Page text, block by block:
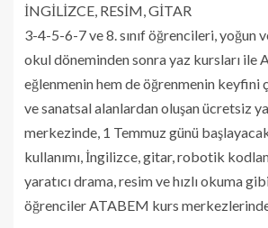
İNGİLİZCE, RESİM, GİTAR
3-4-5-6-7 ve 8. sınıf öğrencileri, yoğun
okul döneminden sonra yaz kursları ile
eğlenmenin hem de öğrenmenin keyfini
ve sanatsal alanlardan oluşan ücretsiz
merkezinde, 1 Temmuz günü
kullanımı, İngilizce, gitar, robotik
yaratıcı drama, resim ve hızlı okuma
öğrenciler ATABEM kurs